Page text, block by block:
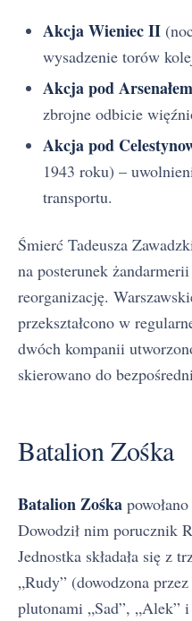
Akcja Wieniec II
wysadzenie torów
Akcja pod Arsenałem
zbrojne odbicie
Akcja pod
1943 roku) –
transportu.
Śmierć Tadeusza
na posterunek
reorganizację.
przekształcono w
dwóch kompanii
skierowano do
Batalion Zośka
Batalion Zośka
Dowodził nim porucznik
Jednostka składała się z
„Rudy” (dowodzona
plutonami „Sad”, „Alek”